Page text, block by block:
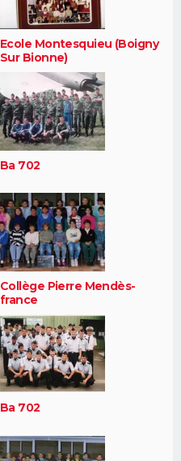
Ecole Montesquieu (Boigny
Sur Bionne)
Ba 702
Collège Pierre Mendès-
france
Ba 702